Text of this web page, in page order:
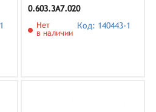
0.603.3A7.020
Нет
в наличии
Код: 140443-1